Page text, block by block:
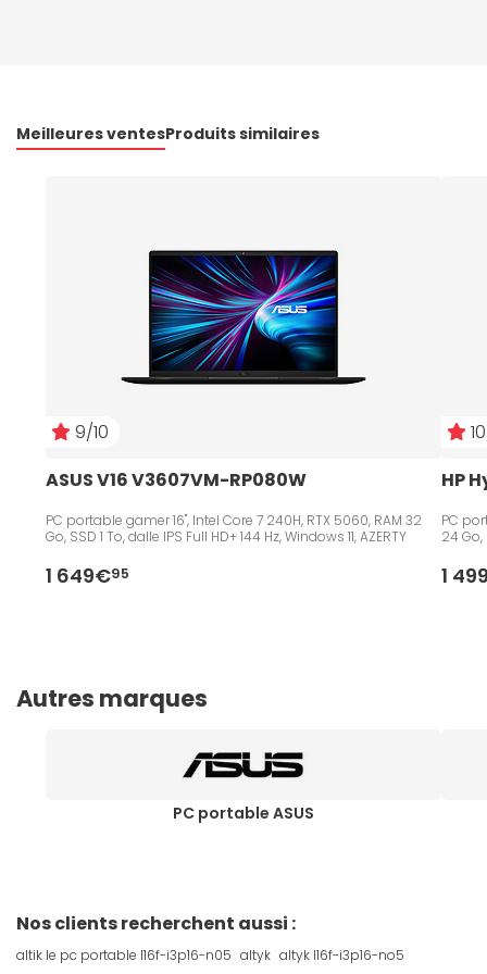
Meilleures ventesProduits similaires
9/10
ASUS V16 V3607VM-RP080W
PC portable gamer 16", Intel Core 7 240H, RTX 5060, RAM 32
Go, SSD 1 To, dalle IPS Full HD+ 144 Hz, Windows 11, AZERTY
1 649€95
HP
PC
24 Go,
1
Autres marques
PC portable ASUS
Nos clients recherchent aussi :
altik le pc portable l16f-i3p16-n05 altyk altyk l16f-i3p16-no5